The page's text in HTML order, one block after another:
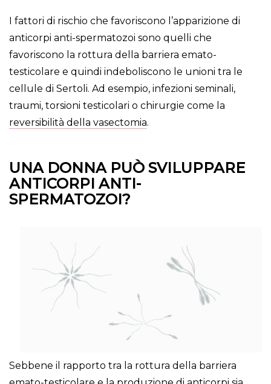
I fattori di rischio che favoriscono l’apparizione di
anticorpi anti-spermatozoi sono quelli che
favoriscono la rottura della barriera emato-
testicolare e quindi indeboliscono le unioni tra le
cellule di Sertoli. Ad esempio, infezioni seminali,
traumi, torsioni testicolari o chirurgie come la
reversibilità della vasectomia.
UNA DONNA PUÒ SVILUPPARE
ANTICORPI ANTI-
SPERMATOZOI?
Sebbene il rapporto tra la rottura della barriera